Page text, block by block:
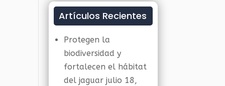
Artículos Recientes
Protegen la
biodiversidad y
fortalecen el hábitat
del jaguar julio 18,